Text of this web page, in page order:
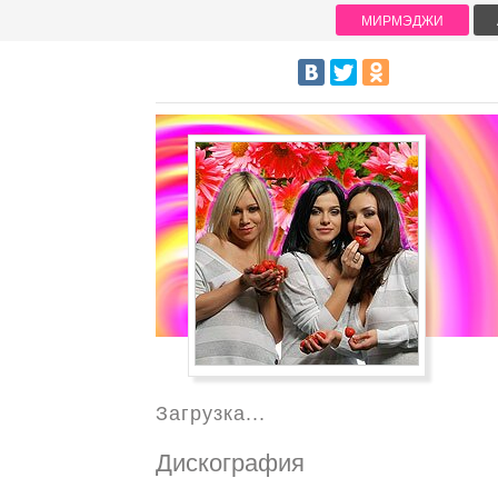
Загрузка...
Дискография
МИРМЭДЖИ